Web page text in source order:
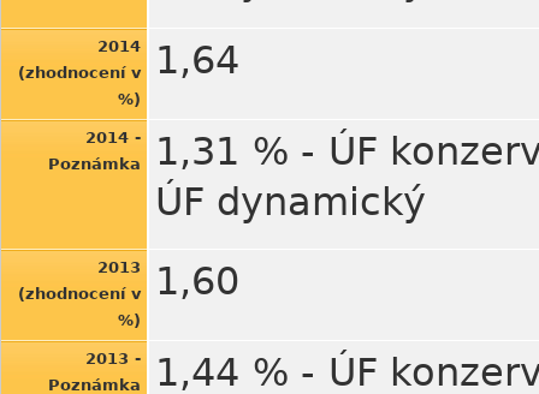
2014
(zhodnocení v
%)
1,64
2014 -
Poznámka
1,31 % - ÚF
ÚF dynamický
2013
(zhodnocení v
%)
1,60
2013 -
Poznámka
1,44 % - ÚF